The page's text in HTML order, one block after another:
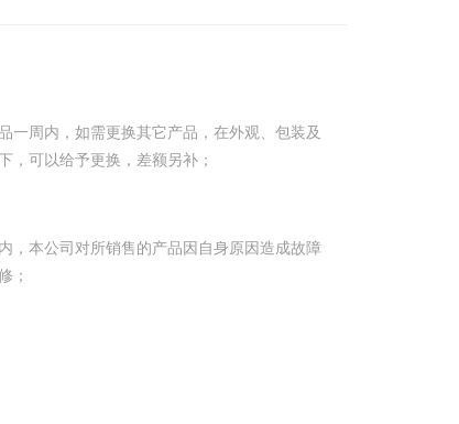
一周内，如需更换其它产品，在外观、包装及
，可以给予更换，差额另补；
，本公司对所销售的产品因自身原因造成故障
；